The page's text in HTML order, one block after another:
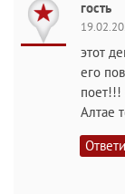
гость
этот
его
поет!!!
Алтае